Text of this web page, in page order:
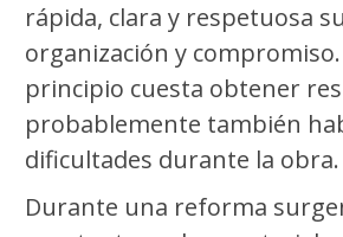
rápida, clara y respetuosa
organización y compromiso.
principio cuesta obtener
probablemente también
dificultades durante la obra.
Durante una reforma